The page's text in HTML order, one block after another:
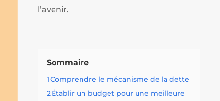
l’avenir.
Sommaire
1Comprendre le mécanisme de la dette
2Établir un budget pour une meilleure